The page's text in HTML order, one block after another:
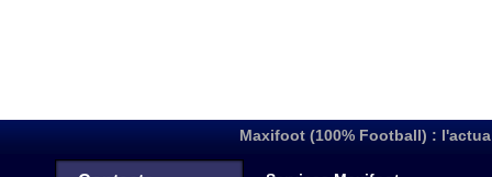
Maxifoot (100% Football) :